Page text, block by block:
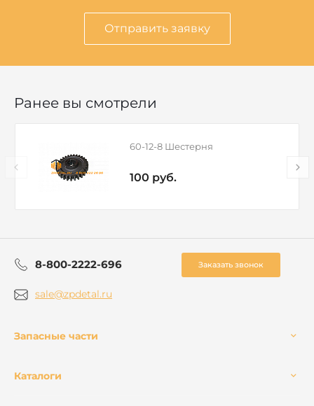
Отправить заявку
Ранее вы смотрели
60-12-8 Шестерня
100 руб.
8-800-2222-696 Заказать звонок
sale@zpdetal.ru
Запасные части
Каталоги